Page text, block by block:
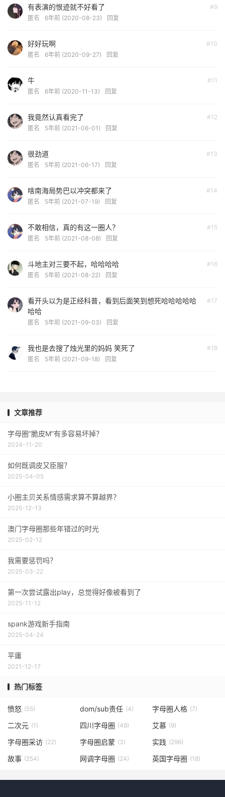
#9
有表演的恨迹就不好看了
匿名 6年前 (2020-08-23) 回复
#10
好好玩啊
匿名 6年前 (2020-09-27) 回复
#11
牛
匿名 6年前 (2020-11-13) 回复
#12
我竟然认真看完了
匿名 5年前 (2021-06-01) 回复
#13
很劲道
匿名 5年前 (2021-06-17) 回复
#14
啥南海局势巴以冲突都来了
匿名 5年前 (2021-07-19) 回复
#15
不敢相信，真的有这一圈人？
匿名 5年前 (2021-08-08) 回复
#16
斗地主对三要不起，哈哈哈哈
匿名 5年前 (2021-08-22) 回复
#17
看开头以为是正经科普，看到后面笑到想死哈哈哈哈哈
哈哈
匿名 5年前 (2021-09-03) 回复
#18
我也是去搜了烛光里的妈妈 笑死了
匿名 5年前 (2021-09-18) 回复
文章推荐
字母圈“脆皮M”有多容易坏掉？
2024-11-20
如何既调皮又臣服？
2025-04-05
小圈主贝关系情感需求算不算越界？
2025-12-13
澳门字母圈那些年错过的时光
2025-02-12
我需要惩罚吗？
2025-03-22
第一次尝试露出play，总觉得好像被看到了
2025-11-12
spank游戏新手指南
2025-04-24
平庸
2021-12-17
热门标签
愤怒 (55) dom/sub责任 (4) 字母圈人格 (7)
二次元 (1) 四川字母圈 (49) 艾慕 (9)
字母圈采访 (22) 字母圈启蒙 (3) 实践 (296)
故事 (254) 网调字母圈 (24) 英国字母圈 (18)